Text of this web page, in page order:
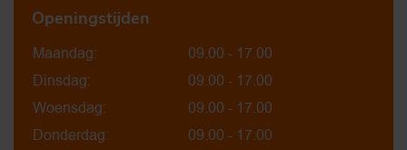
Openingstijden
Maandag:
09.00 - 17.00
Dinsdag:
09.00 - 17.00
Woensdag:
09.00 - 17.00
Donderdag:
09.00 - 17.00